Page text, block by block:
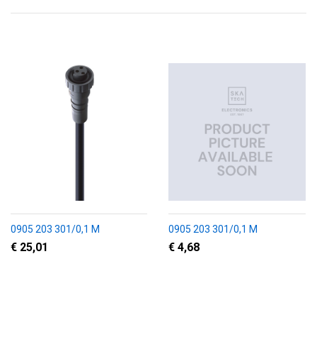
0905 203 301/0,1 M
€ 25,01
0905 203 301/0,1 M
€ 4,68